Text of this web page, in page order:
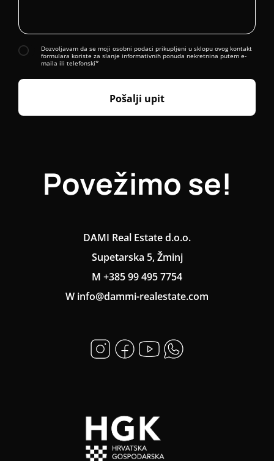
Povežimo se!
DAMI Real Estate d.o.o.
Supetarska 5, Žminj
M +385 99 495 7754
W info@dammi-realestate.com
Dozvoljavam da se moji osobni podaci prikupljeni u sklopu ovog kontakt
formulara koriste za slanje informativnih ponuda nekretnina putem e-
maila ili telefonski*
Pošalji upit